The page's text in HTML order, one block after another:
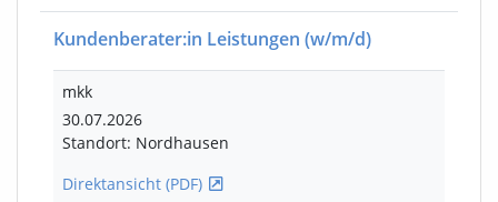
Kundenberater:in Leistungen (w/m/d)
mkk
30.07.2026
Standort: Nordhausen
Direktansicht (PDF)